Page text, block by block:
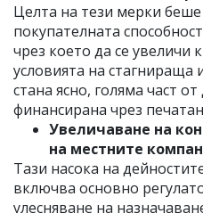
Целта на тези мерки
покупателната
чрез което да се увеличи
условията на стагнираща
стана ясно, голяма част
финансирана чрез
Увеличаване на
на местните
Тази насока на
включва основно
улесняване на